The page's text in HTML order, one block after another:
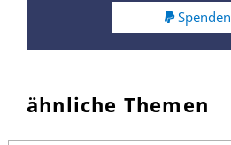
Spenden
ähnliche Themen